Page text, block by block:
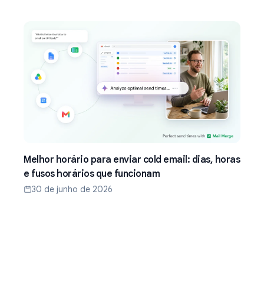
Melhor horário para enviar cold email: dias, horas
e fusos horários que funcionam
30 de junho de 2026